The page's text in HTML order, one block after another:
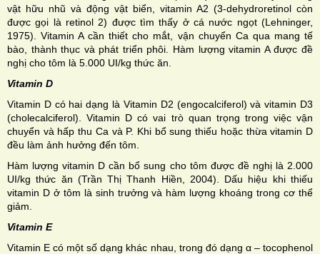
vật hữu nhũ và động vật biển, vitamin A2 (3-dehydroretinol còn
được gọi là retinol 2) được tìm thấy ở cá nước ngọt (Lehninger,
1975). Vitamin A cần thiết cho mắt, vận chuyển Ca qua mang tế
bào, thành thục và phát triển phôi. Hàm lượng vitamin A được đề
nghị cho tôm là 5.000 UI/kg thức ăn.
Vitamin D
Vitamin D có hai dạng là Vitamin D2 (engocalciferol) và vitamin D3
(cholecalciferol). Vitamin D có vai trò quan trọng trong việc vận
chuyển và hấp thu Ca và P. Khi bổ sung thiếu hoặc thừa vitamin D
đều làm ảnh hưởng đến tôm.
Hàm lượng vitamin D cần bổ sung cho tôm được đề nghị là 2.000
UI/kg thức ăn (Trần Thị Thanh Hiền, 2004). Dấu hiệu khi thiếu
vitamin D ở tôm là sinh trưởng và hàm lượng khoáng trong cơ thể
giảm.
Vitamin E
Vitamin E có một số dạng khác nhau, trong đó dạng α – tocophenol